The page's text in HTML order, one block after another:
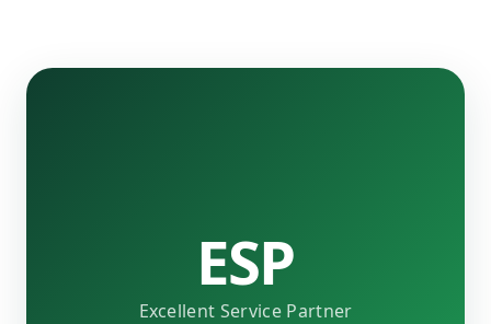
ESP
Excellent Service Partner